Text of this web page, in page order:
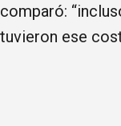
comparó:
tuvieron ese